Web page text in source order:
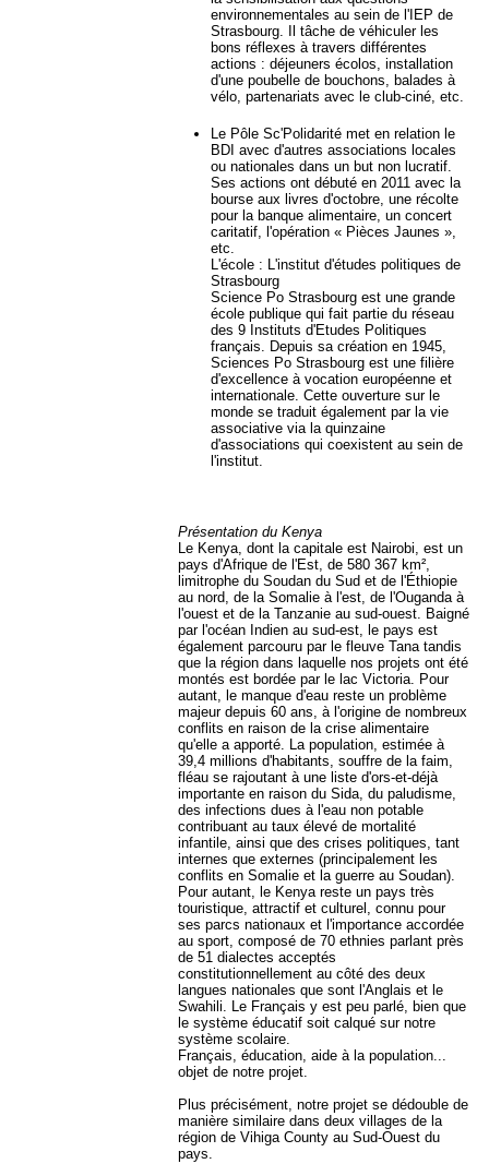
environnementales au sein de l'IEP de
Strasbourg. Il tâche de véhiculer les
bons réflexes à travers différentes
actions : déjeuners écolos, installation
d'une poubelle de bouchons, balades à
vélo, partenariats avec le club-ciné, etc.
Le Pôle Sc'Polidarité met en relation le
BDI avec d'autres associations locales
ou nationales dans un but non lucratif.
Ses actions ont débuté en 2011 avec la
bourse aux livres d'octobre, une récolte
pour la banque alimentaire, un concert
caritatif, l'opération « Pièces Jaunes »,
etc.
L'école : L'institut d'études politiques de
Strasbourg
Science Po Strasbourg est une grande
école publique qui fait partie du réseau
des 9 Instituts d'Etudes Politiques
français. Depuis sa création en 1945,
Sciences Po Strasbourg est une filière
d'excellence à vocation européenne et
internationale. Cette ouverture sur le
monde se traduit également par la vie
associative via la quinzaine
d'associations qui coexistent au sein de
l'institut.
Présentation du Kenya
Le Kenya, dont la capitale est Nairobi, est un
pays d'Afrique de l'Est, de 580 367 km²,
limitrophe du Soudan du Sud et de l'Éthiopie
au nord, de la Somalie à l'est, de l'Ouganda à
l'ouest et de la Tanzanie au sud-ouest. Baigné
par l'océan Indien au sud-est, le pays est
également parcouru par le fleuve Tana tandis
que la région dans laquelle nos projets ont été
montés est bordée par le lac Victoria. Pour
autant, le manque d'eau reste un problème
majeur depuis 60 ans, à l'origine de nombreux
conflits en raison de la crise alimentaire
qu'elle a apporté. La population, estimée à
39,4 millions d'habitants, souffre de la faim,
fléau se rajoutant à une liste d'ors-et-déjà
importante en raison du Sida, du paludisme,
des infections dues à l'eau non potable
contribuant au taux élevé de mortalité
infantile, ainsi que des crises politiques, tant
internes que externes (principalement les
conflits en Somalie et la guerre au Soudan).
Pour autant, le Kenya reste un pays très
touristique, attractif et culturel, connu pour
ses parcs nationaux et l'importance accordée
au sport, composé de 70 ethnies parlant près
de 51 dialectes acceptés
constitutionnellement au côté des deux
langues nationales que sont l'Anglais et le
Swahili. Le Français y est peu parlé, bien que
le système éducatif soit calqué sur notre
système scolaire.
Français, éducation, aide à la population...
objet de notre projet.
Plus précisément, notre projet se dédouble de
manière similaire dans deux villages de la
région de Vihiga County au Sud-Ouest du
pays.